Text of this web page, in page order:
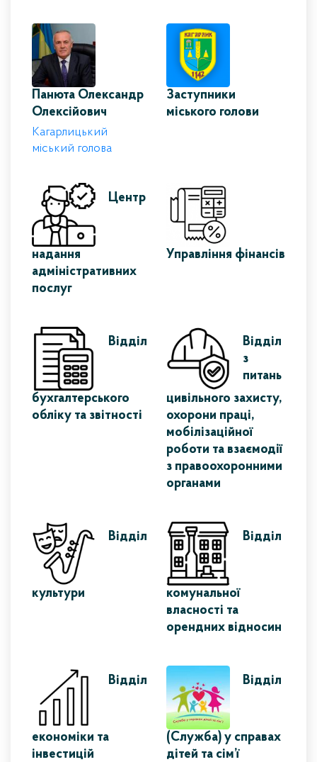
Панюта Олександр
Олексійович
Кагарлицький
міський голова
Заступники
міського голови
Центр
надання
адміністративних
послуг
Управління фінансів
Відділ
бухгалтерського
обліку та звітності
Відділ
з
питань
цивільного захисту,
охорони праці,
мобілізаційної
роботи та взаємодії
з правоохоронними
органами
Відділ
культури
Відділ
комунальної
власності та
орендних відносин
Відділ
економіки та
інвестицій
Відділ
(Служба) у справах
дітей та сім’ї